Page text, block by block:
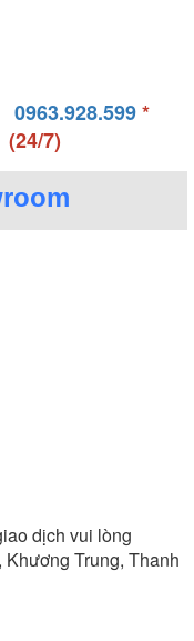
0963.928.599*
(24/7)
Trung, Thanh